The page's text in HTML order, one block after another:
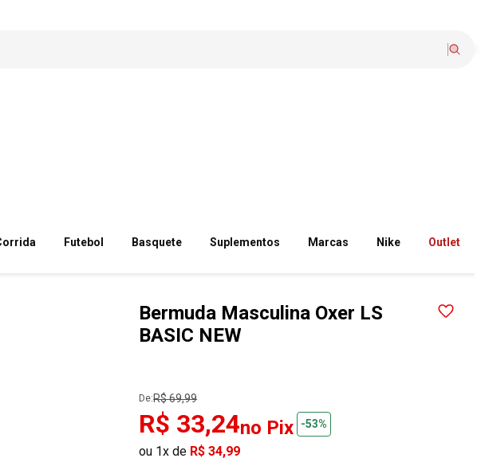
Futebol Basquete Suplementos Marcas Nike Outlet
Bermuda Masculina Oxer LS
BASIC NEW
De:R$ 69,99
R$ 33,24no Pix -53%
ou 1x de R$ 34,99